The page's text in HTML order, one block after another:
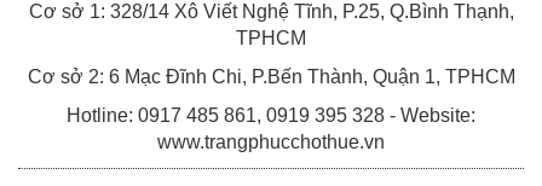
Cơ sở 1: 328/14 Xô Viết Nghệ Tĩnh, P.25, Q.Bình Thạnh,
TPHCM
Cơ sở 2: 6 Mạc Đĩnh Chi, P.Bến Thành, Quận 1, TPHCM
Hotline: 0917 485 861, 0919 395 328 - Website:
www.trangphucchothue.vn